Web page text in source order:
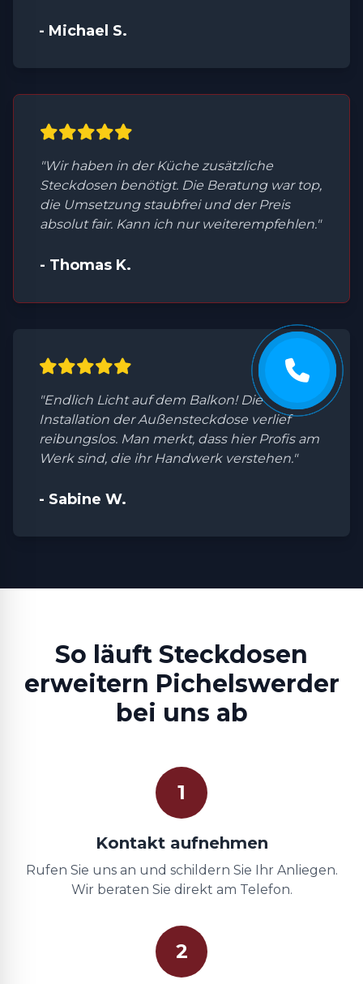
- Michael S.
"Wir haben in der Küche zusätzliche
Steckdosen benötigt. Die Beratung war top,
die Umsetzung staubfrei und der Preis
absolut fair. Kann ich nur weiterempfehlen."
- Thomas K.
"Endlich Licht auf dem Balkon! Die
Installation der Außensteckdose verlief
reibungslos. Man merkt, dass hier Profis am
Werk sind, die ihr Handwerk verstehen."
- Sabine W.
So läuft Steckdosen
erweitern Pichelswerder
bei uns ab
1
Kontakt aufnehmen
Rufen Sie uns an und schildern Sie Ihr Anliegen.
Wir beraten Sie direkt am Telefon.
2